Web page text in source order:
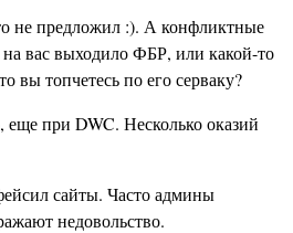
не предложил :). А конфликтные
вас выходило ФБР, или какой-то
вы топчетесь по его серваку?
при DWC. Несколько оказий
сайты. Часто админы
недовольство.